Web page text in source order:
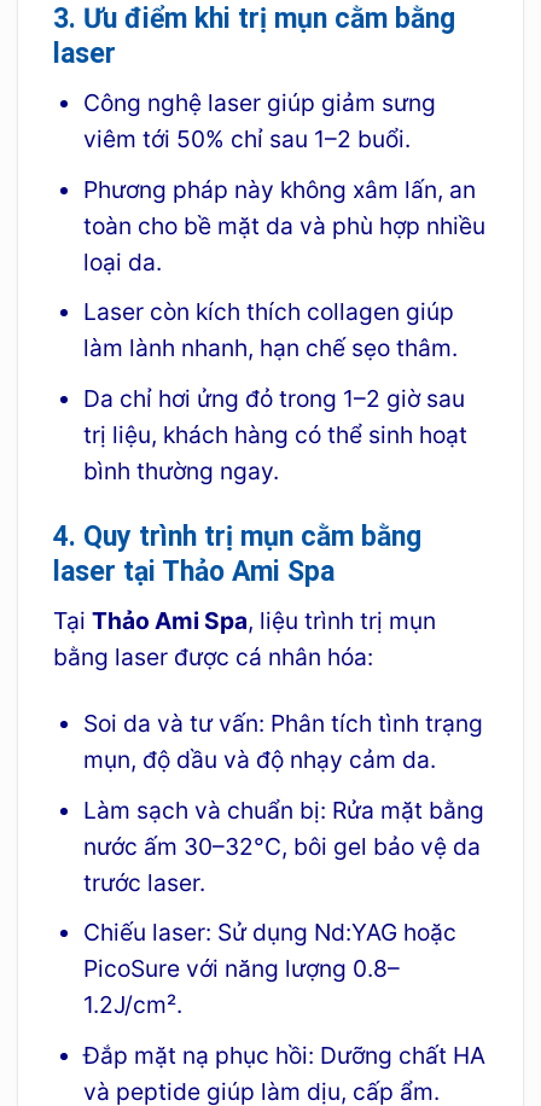
3. Ưu điểm khi trị mụn cằm bằng
laser
Công nghệ laser giúp giảm sưng
viêm tới 50% chỉ sau 1–2 buổi.
Phương pháp này không xâm lấn, an
toàn cho bề mặt da và phù hợp nhiều
loại da.
Laser còn kích thích collagen giúp
làm lành nhanh, hạn chế sẹo thâm.
Da chỉ hơi ửng đỏ trong 1–2 giờ sau
trị liệu, khách hàng có thể sinh hoạt
bình thường ngay.
4. Quy trình trị mụn cằm bằng
laser tại Thảo Ami Spa
Tại Thảo Ami Spa, liệu trình trị mụn
bằng laser được cá nhân hóa:
Soi da và tư vấn: Phân tích tình trạng
mụn, độ dầu và độ nhạy cảm da.
Làm sạch và chuẩn bị: Rửa mặt bằng
nước ấm 30–32°C, bôi gel bảo vệ da
trước laser.
Chiếu laser: Sử dụng Nd:YAG hoặc
PicoSure với năng lượng 0.8–
1.2J/cm².
Đắp mặt nạ phục hồi: Dưỡng chất HA
và peptide giúp làm dịu, cấp ẩm.